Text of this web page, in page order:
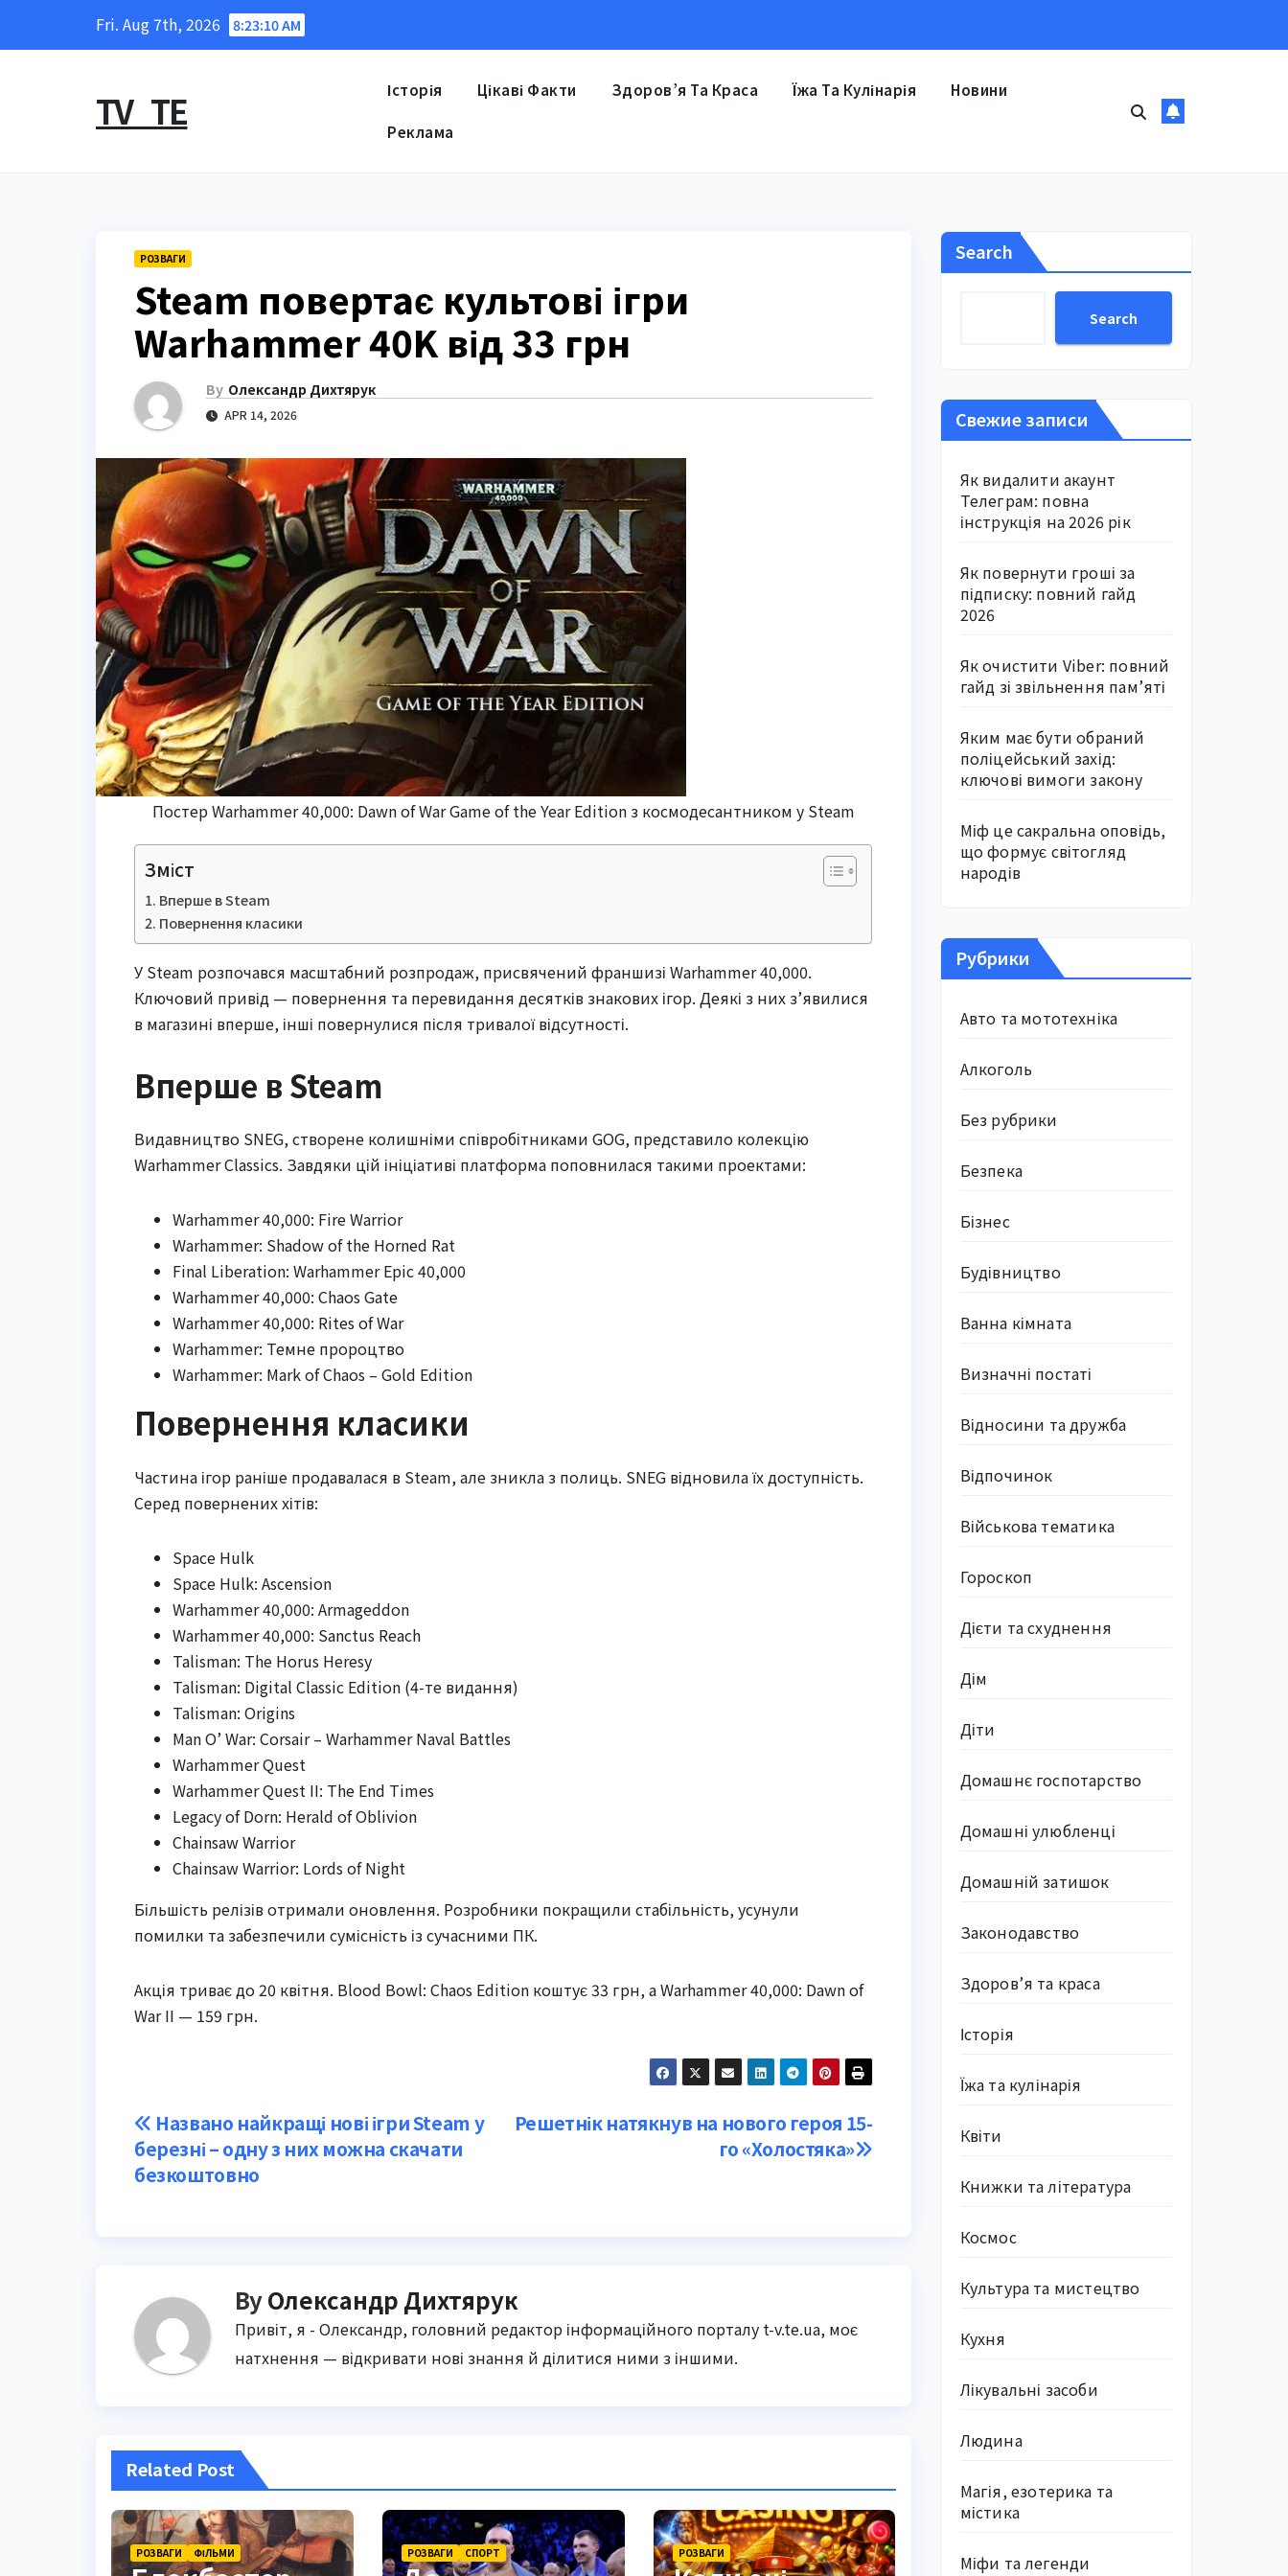
Fri. Aug 7th, 2026 8:23:12 AM
TV_TE Історія Цікаві Факти Здоров’я Та Краса Їжа Та Кулінарія Новини
Реклама
РОЗВАГИ
Steam повертає культові ігри
Warhammer 40K від 33 грн
By Олександр Дихтярук
APR 14, 2026
Постер Warhammer 40,000: Dawn of War Game of the Year Edition з космодесантником у Steam
Зміст
Вперше в Steam
Повернення класики
У Steam розпочався масштабний розпродаж, присвячений франшизі Warhammer 40,000.
Ключовий привід — повернення та перевидання десятків знакових ігор. Деякі з них з’явилися
в магазині вперше, інші повернулися після тривалої відсутності.
Вперше в Steam
Видавництво SNEG, створене колишніми співробітниками GOG, представило колекцію
Warhammer Classics. Завдяки цій ініціативі платформа поповнилася такими проектами:
Warhammer 40,000: Fire Warrior
Warhammer: Shadow of the Horned Rat
Final Liberation: Warhammer Epic 40,000
Warhammer 40,000: Chaos Gate
Warhammer 40,000: Rites of War
Warhammer: Темне пророцтво
Warhammer: Mark of Chaos – Gold Edition
Повернення класики
Частина ігор раніше продавалася в Steam, але зникла з полиць. SNEG відновила їх доступність.
Серед повернених хітів:
Space Hulk
Space Hulk: Ascension
Warhammer 40,000: Armageddon
Warhammer 40,000: Sanctus Reach
Talisman: The Horus Heresy
Talisman: Digital Classic Edition (4-те видання)
Talisman: Origins
Man O’ War: Corsair – Warhammer Naval Battles
Warhammer Quest
Warhammer Quest II: The End Times
Legacy of Dorn: Herald of Oblivion
Chainsaw Warrior
Chainsaw Warrior: Lords of Night
Більшість релізів отримали оновлення. Розробники покращили стабільність, усунули
помилки та забезпечили сумісність із сучасними ПК.
Акція триває до 20 квітня. Blood Bowl: Chaos Edition коштує 33 грн, а Warhammer 40,000: Dawn of
War II — 159 грн.
Post
navigation
Решетнік натякнув на нового героя 15-
го «Холостяка»
Названо найкращі нові ігри Steam у
березні – одну з них можна скачати
безкоштовно
ByОлександр Дихтярук
Привіт, я - Олександр, головний редактор інформаційного порталу t-v.te.ua, моє
натхнення — відкривати нові знання й ділитися ними з іншими.
Related Post
РОЗВАГИ ФІЛЬМИ РОЗВАГИ СПОРТ РОЗВАГИ
Search
Search
Свежие записи
Як видалити акаунт
Телеграм: повна
інструкція на 2026 рік
Як повернути гроші за
підписку: повний гайд
2026
Як очистити Viber: повний
гайд зі звільнення пам’яті
Яким має бути обраний
поліцейський захід:
ключові вимоги закону
Міф це сакральна оповідь,
що формує світогляд
народів
Рубрики
Авто та мототехніка
Алкоголь
Без рубрики
Безпека
Бізнес
Будівництво
Ванна кімната
Визначні постаті
Відносини та дружба
Відпочинок
Військова тематика
Гороскоп
Дієти та схуднення
Дім
Діти
Домашнє госпотарство
Домашні улюбленці
Домашній затишок
Законодавство
Здоров’я та краса
Історія
Їжа та кулінарія
Квіти
Книжки та література
Космос
Культура та мистецтво
Кухня
Лікувальні засоби
Людина
Магія, езотерика та
містика
Міфи та легенди